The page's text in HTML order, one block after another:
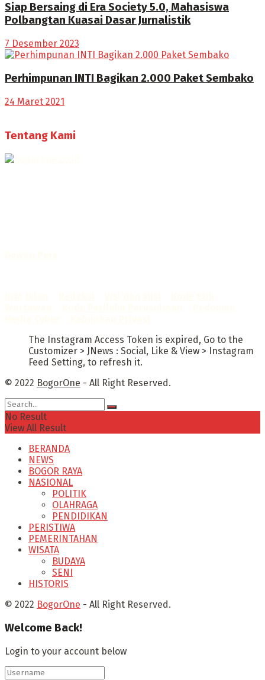
Siap Bersaing di Era Society 5.0, Mahasiswa
Polbangtan Kuasai Dasar Jurnalistik
7 Desember 2023
Perhimpunan INTI Bagikan 2.000 Paket Sembako
24 Maret 2021
Tentang Kami
The Instagram Access Token is expired, Go to the
Customizer > JNews : Social, Like & View > Instagram
Feed Setting, to refresh it.
© 2022 BogorOne - All Right Reserved.
No Result
View All Result
BERANDA
NEWS
BOGOR RAYA
NASIONAL
POLITIK
OLAHRAGA
PENDIDIKAN
PERISTIWA
PEMERINTAHAN
WISATA
BUDAYA
SENI
HISTORIS
© 2022 BogorOne - All Right Reserved.
Welcome Back!
Login to your account below